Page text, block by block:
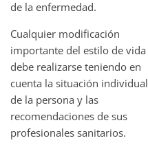
de la enfermedad.
Cualquier modificación
importante del estilo de vida
debe realizarse teniendo en
cuenta la situación individual
de la persona y las
recomendaciones de sus
profesionales sanitarios.